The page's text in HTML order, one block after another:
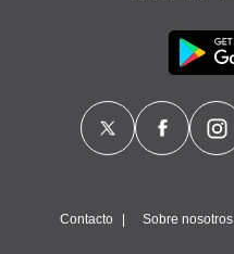
Contacto Sobre nosotros